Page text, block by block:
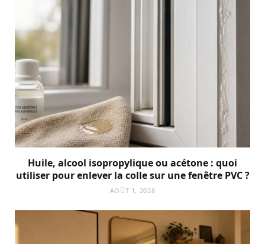
Huile, alcool isopropylique ou acétone : quoi
utiliser pour enlever la colle sur une fenêtre PVC ?
AOÛT 1, 2026